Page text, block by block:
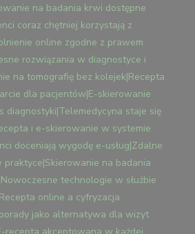
LEKARSKIE
L4
DOSTĘPNE
PRZEZ
ZMIENIA
SPOSÓB
KORZYSTANIA
Z
OPIEKI
ONLINE
24/7
DOSTĘPNA
DLA
na badania krwi dostępne
coraz chętniej korzystają z
online zgodne z prawem
rozwiązania w diagnostyce i
na tomografię bez kolejek|Recepta
dla pacjentów|E-skierowanie
diagnostyki|Telemedycyna staje się
i e-skierowanie w systemie
doceniają wygodę e-usług|Zdalne
praktyce|Skierowanie na badania
technologie w służbie
online a cyfryzacja
jako alternatywa dla wizyt